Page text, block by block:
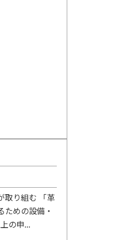
取り組む 「革
めの設備・
の申...